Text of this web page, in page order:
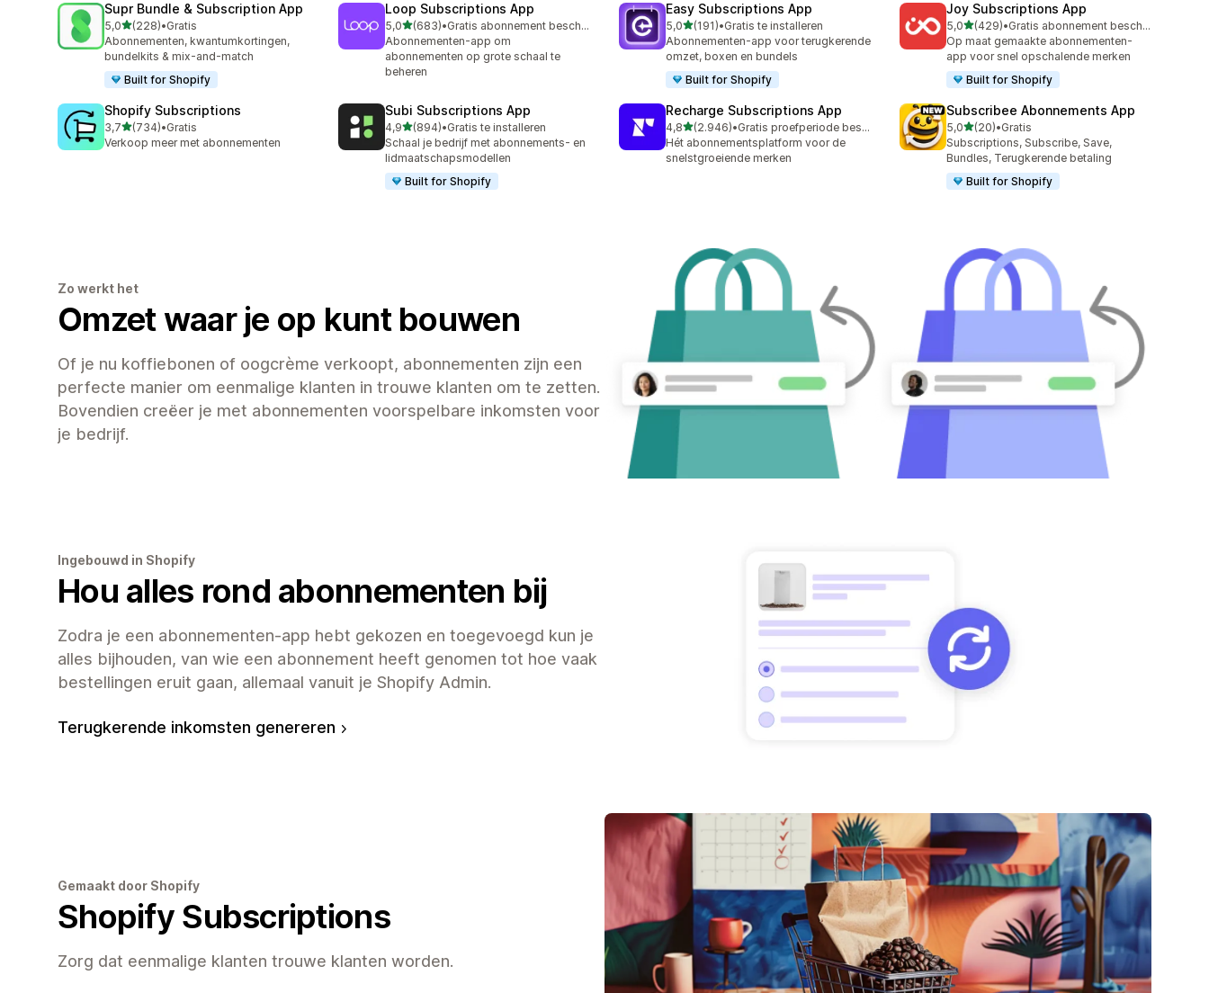
Supr Bundle & Subscription App
5,0van 5 sterren
(228)
228 recensies in totaal
•Gratis
Abonnementen, kwantumkortingen,
bundelkits & mix-and-match
Built for Shopify
Loop Subscriptions App
5,0van 5 sterren
(683)
683 recensies in totaal
•
Gratis abonnement beschikbaar
Abonnementen-app om
abonnementen op grote schaal te
beheren
Easy Subscriptions App
5,0van 5 sterren
(191)
191 recensies in totaal
•Gratis te installeren
Abonnementen-app voor terugkerende
omzet, boxen en bundels
Built for Shopify
Joy Subscriptions App
5,0van 5 sterren
(429)
429 recensies in totaal
•
Gratis abonnement beschikbaar
Op maat gemaakte abonnementen-
app voor snel opschalende merken
Built for Shopify
Shopify Subscriptions
3,7van 5 sterren
(734)
734 recensies in totaal
•Gratis
Verkoop meer met abonnementen
Subi Subscriptions App
4,9van 5 sterren
(894)
894 recensies in totaal
•Gratis te installeren
Schaal je bedrijf met abonnements- en
lidmaatschapsmodellen
Built for Shopify
Recharge Subscriptions App
4,8van 5 sterren
(2.946)
2946 recensies in totaal
•
Gratis proefperiode beschikbaar
Hét abonnementsplatform voor de
snelstgroeiende merken
Subscribee Abonnements App
5,0van 5 sterren
(20)
20 recensies in totaal
•Gratis
Subscriptions, Subscribe, Save,
Bundles, Terugkerende betaling
Built for Shopify
Zo werkt het
Omzet waar je op kunt bouwen
Of je nu koffiebonen of oogcrème verkoopt, abonnementen zijn een
perfecte manier om eenmalige klanten in trouwe klanten om te zetten.
Bovendien creëer je met abonnementen voorspelbare inkomsten voor
je bedrijf.
Ingebouwd in Shopify
Hou alles rond abonnementen bij
Zodra je een abonnementen-app hebt gekozen en toegevoegd kun je
alles bijhouden, van wie een abonnement heeft genomen tot hoe vaak
bestellingen eruit gaan, allemaal vanuit je Shopify Admin.
Terugkerende inkomsten genereren
Gemaakt door Shopify
Shopify Subscriptions
Zorg dat eenmalige klanten trouwe klanten worden.